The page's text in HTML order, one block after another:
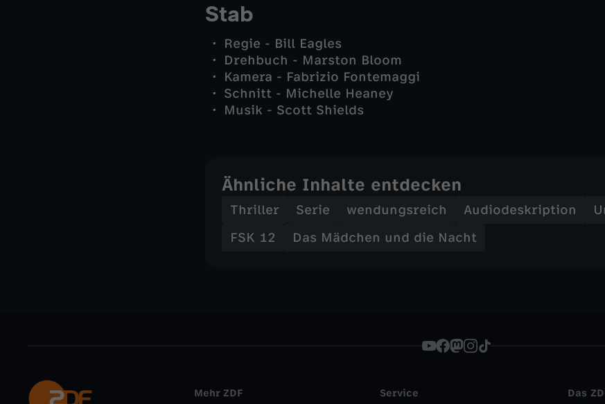
Stab
Regie - Bill Eagles
Drehbuch - Marston Bloom
Kamera - Fabrizio Fontemaggi
Schnitt - Michelle Heaney
Musik - Scott Shields
Ähnliche Inhalte entdecken
Thriller Serie wendungsreich Audiodeskription
FSK 12
Das Mädchen und die Nacht
Mehr ZDF Service Das